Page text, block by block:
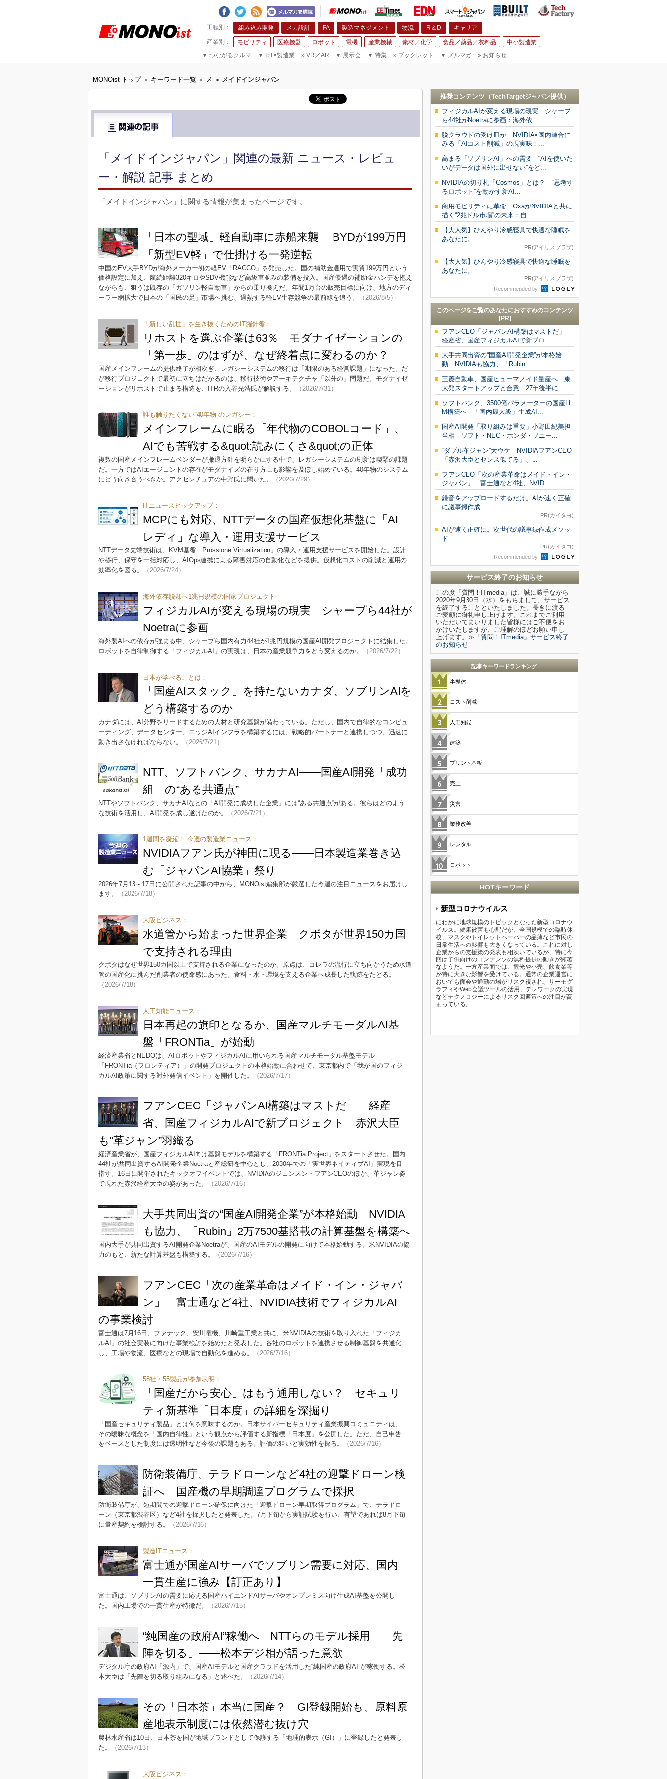
組み込み開発 メカ設計 FA 製造マネジメント 物流 R＆D キャリア
モビリティ 医療機器 ロボット 電機 産業機械 素材／化学 食品／薬品／衣料品
中小製造業
▼ つながるクルマ ▼ IoT×製造業 » VR／AR ▼ 展示会 ▼ 特集 » ブックレット ▼ メルマガ » お知らせ
MONOist トップ > キーワード一覧 > メ > メイドインジャパン
「メイドインジャパン」関連の最新 ニュース・レビュ
ー・解説 記事 まとめ
「メイドインジャパン」に関する情報が集まったページです。
「日本の聖域」軽自動車に赤船来襲 BYDが199万円
「新型EV軽」で仕掛ける一発逆転
中国のEV大手BYDが海外メーカー初の軽EV「RACCO」を発売した。国の補助金適用で実質199万円という
価格設定に加え、航続距離320キロやSDV機能など高級車並みの装備を投入。国産優遇の補助金ハンデを抱え
ながらも、狙うは既存の「ガソリン軽自動車」からの乗り換えだ。年間1万台の販売目標に向け、地方のディ
ーラー網拡大で日本の「国民の足」市場へ挑む、過熱する軽EV生存競争の最前線を追う。
（2026/8/5）
「新しい乱世」を生き抜くためのIT羅針盤：
リホストを選ぶ企業は63％ モダナイゼーションの
「第一歩」のはずが、なぜ終着点に変わるのか？
国産メインフレームの提供終了が相次ぎ、レガシーシステムの移行は「期限のある経営課題」になった。だ
が移行プロジェクトで最初に立ちはだかるのは、移行技術やアーキテクチャ「以外の」問題だ。モダナイゼ
ーションがリホストで止まる構造を、ITRの入谷光浩氏が解説する。
（2026/7/31）
誰も触りたくない“40年物”のレガシー：
メインフレームに眠る「年代物のCOBOLコード」、
AIでも苦戦する&quot;読みにくさ&quot;の正体
複数の国産メインフレームベンダーが撤退方針を明らかにする中で、レガシーシステムの刷新は喫緊の課題
だ。一方ではAIエージェントの存在がモダナイズの在り方にも影響を及ぼし始めている。40年物のシステム
にどう向き合うべきか。アクセンチュアの中野氏に聞いた。
（2026/7/29）
ITニュースピックアップ：
MCPにも対応、NTTデータの国産仮想化基盤に「AI
レディ」な導入・運用支援サービス
NTTデータ先端技術は、KVM基盤「Prossione Virtualization」の導入・運用支援サービスを開始した。設計
や移行、保守を一括対応し、AIOps連携による障害対応の自動化などを提供。仮想化コストの削減と運用の
効率化を図る。
（2026/7/24）
海外依存脱却へ1兆円規模の国家プロジェクト
フィジカルAIが変える現場の現実 シャープら44社が
Noetraに参画
海外製AIへの依存が強まる中、シャープら国内有力44社が1兆円規模の国産AI開発プロジェクトに結集した。
ロボットを自律制御する「フィジカルAI」の実現は、日本の産業競争力をどう変えるのか。
（2026/7/22）
日本が学べることは：
「国産AIスタック」を持たないカナダ、ソブリンAIを
どう構築するのか
カナダには、AI分野をリードするための人材と研究基盤が備わっている。ただし、国内で自律的なコンピュ
ーティング、データセンター、エッジAIインフラを構築するには、戦略的パートナーと連携しつつ、迅速に
動き出さなければならない。
（2026/7/21）
NTT、ソフトバンク、サカナAI――国産AI開発「成功
組」の“ある共通点”
NTTやソフトバンク、サカナAIなどの「AI開発に成功した企業」には“ある共通点”がある。彼らはどのよう
な技術を活用し、AI開発を成し遂げたのか。
（2026/7/21）
1週間を凝縮！ 今週の製造業ニュース：
NVIDIAフアン氏が神田に現る――日本製造業巻き込
む「ジャパンAI協業」祭り
2026年7月13～17日に公開された記事の中から、MONOist編集部が厳選した今週の注目ニュースをお届けし
ます。
（2026/7/18）
大阪ビジネス：
水道管から始まった世界企業 クボタが世界150カ国
で支持される理由
クボタはなぜ世界150カ国以上で支持される企業になったのか。原点は、コレラの流行に立ち向かうため水道
管の国産化に挑んだ創業者の使命感にあった。食料・水・環境を支える企業へ成長した軌跡をたどる。
（2026/7/18）
人工知能ニュース：
日本再起の旗印となるか、国産マルチモーダルAI基
盤「FRONTia」が始動
経済産業省とNEDOは、AIロボットやフィジカルAIに用いられる国産マルチモーダル基盤モデル
「FRONTia（フロンティア）」の開発プロジェクトの本格始動に合わせて、東京都内で「我が国のフィジ
カルAI政策に関する対外発信イベント」を開催した。
（2026/7/17）
フアンCEO「ジャパンAI構築はマストだ」 経産
省、国産フィジカルAIで新プロジェクト 赤沢大臣
も“革ジャン”羽織る
経済産業省が、国産フィジカルAI向け基盤モデルを構築する「FRONTia Project」をスタートさせた。国内
44社が共同出資するAI開発企業Noetraと産総研を中心とし、2030年での「実世界ネイティブAI」実現を目
指す。16日に開催されたキックオフイベントでは、NVIDIAのジェンスン・フアンCEOのほか、革ジャン姿
で現れた赤沢経産大臣の姿があった。
（2026/7/16）
大手共同出資の“国産AI開発企業”が本格始動 NVIDIA
も協力、「Rubin」2万7500基搭載の計算基盤を構築へ
国内大手が共同出資するAI開発企業Noetraが、国産のAIモデルの開発に向けて本格始動する。米NVIDIAの協
力のもと、新たな計算基盤も構築する。
（2026/7/16）
フアンCEO「次の産業革命はメイド・イン・ジャパ
ン」 富士通など4社、NVIDIA技術でフィジカルAI
の事業検討
富士通は7月16日、ファナック、安川電機、川崎重工業と共に、米NVIDIAの技術を取り入れた「フィジカ
ルAI」の社会実装に向けた事業検討を始めたと発表した。各社のロボットを連携させる制御基盤を共通化
し、工場や物流、医療などの現場で自動化を進める。
（2026/7/16）
58社・55製品が参加表明：
「国産だから安心」はもう通用しない？ セキュリ
ティ新基準「日本度」の詳細を深掘り
「国産セキュリティ製品」とは何を意味するのか。日本サイバーセキュリティ産業振興コミュニティは、
その曖昧な概念を「国内自律性」という観点から評価する新指標「日本度」を公開した。ただ、自己申告
をベースとした制度には透明性など今後の課題もある。評価の狙いと実効性を探る。
（2026/7/16）
防衛装備庁、テラドローンなど4社の迎撃ドローン検
証へ 国産機の早期調達プログラムで採択
防衛装備庁が、短期間での迎撃ドローン確保に向けた「迎撃ドローン早期取得プログラム」で、テラドロ
ーン（東京都渋谷区）など4社を採択したと発表した。7月下旬から実証試験を行い、有望であれば8月下旬
に量産契約を検討する。
（2026/7/16）
製造ITニュース：
富士通が国産AIサーバでソブリン需要に対応、国内
一貫生産に強み【訂正あり】
富士通は、ソブリンAIの需要に応える国産ハイエンドAIサーバやオンプレミス向け生成AI基盤を公開し
た。国内工場での一貫生産が特徴だ。
（2026/7/15）
“純国産の政府AI”稼働へ NTTらのモデル採用 「先
陣を切る」――松本デジ相が語った意欲
デジタル庁の政府AI「源内」で、国産AIモデルと国産クラウドを活用した“純国産の政府AI”が稼働する。松
本大臣は「先陣を切る取り組みになる」と述べた。
（2026/7/14）
その「日本茶」本当に国産？ GI登録開始も、原料原
産地表示制度には依然潜む抜け穴
農林水産省は10日、日本茶を国が地域ブランドとして保護する「地理的表示（GI）」に登録したと発表し
た。
（2026/7/13）
大阪ビジネス：
推奨コンテンツ（TechTargetジャパン提供）
フィジカルAIが変える現場の現実 シャープ
ら44社がNoetraに参画：海外依...
脱クラウドの受け皿か NVIDIA×国内連合に
みる「AIコスト削減」の現実味：...
高まる「ソブリンAI」への需要 “AIを使いた
いがデータは国外に出せない”をど...
NVIDIAの切り札「Cosmos」とは？ “思考す
るロボット”を動かす新AI...
商用モビリティに革命 OxaがNVIDIAと共に
描く“2兆ドル市場”の未来：自...
【大人気】ひんやり冷感寝具で快適な睡眠を
あなたに。
PR(アイリスプラザ)
【大人気】ひんやり冷感寝具で快適な睡眠を
あなたに。
PR(アイリスプラザ)
Recommended by
このページをご覧のあなたにおすすめのコンテンツ
[PR]
フアンCEO「ジャパンAI構築はマストだ」
経産省、国産フィジカルAIで新プロ...
大手共同出資の“国産AI開発企業”が本格始
動 NVIDIAも協力、「Rubin...
三菱自動車、国産ヒューマノイド量産へ 東
大発スタートアップと合意 27年後半に...
ソフトバンク、3500億パラメーターの国産LL
M構築へ 「国内最大級」生成AI...
国産AI開発「取り組みは重要」小野田紀美担
当相 ソフト・NEC・ホンダ・ソニー...
“ダブル革ジャン”大ウケ NVIDIAフアンCEO
「赤沢大臣とセンス似てる」、...
フアンCEO「次の産業革命はメイド・イン・
ジャパン」 富士通など4社、NVID...
録音をアップロードするだけ。AIが速く正確
に議事録作成
PR(カイタヨ)
AIが速く正確に。次世代の議事録作成メソッ
ド
PR(カイタヨ)
Recommended by
サービス終了のお知らせ
この度「質問！ITmedia」は、誠に勝手ながら
2020年9月30日（水）をもちまして、サービス
を終了することといたしました。長きに渡る
ご愛顧に御礼申し上げます。これまでご利用
いただいてまいりました皆様にはご不便をお
かけいたしますが、ご理解のほどお願い申し
上げます。 ≫「質問！ITmedia」サービス終了
のお知らせ
記事キーワードランキング
半導体
コスト削減
人工知能
建築
プリント基板
売上
災害
業務改善
レンタル
ロボット
HOTキーワード
新型コロナウイルス
にわかに地球規模のトピックとなった新型コロナウ
イルス。健康被害も心配だが、全国規模での臨時休
校、マスクやトイレットペーパーの品薄など市民の
日常生活への影響も大きくなっている。これに対し
企業からの支援策の発表も相次いでいるが、特に今
回は子供向けのコンテンツの無料提供の動きが顕著
なようだ。一方産業面では、観光や小売、飲食業等
が特に大きな影響を受けている。通常の企業運営に
おいても面会や通勤の場がリスク視され、サーモグ
ラフィやWeb会議ツールの活用、テレワークの実現
などテクノロジーによるリスク回避策への注目が高
まっている。